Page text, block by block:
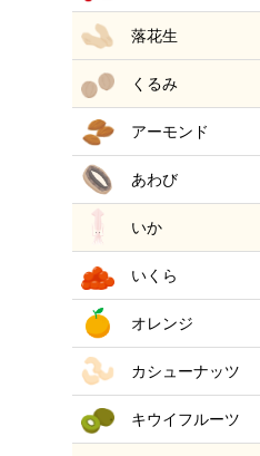
落花生
くるみ
アーモンド
あわび
いか
いくら
オレンジ
カシューナッツ
キウイフルーツ